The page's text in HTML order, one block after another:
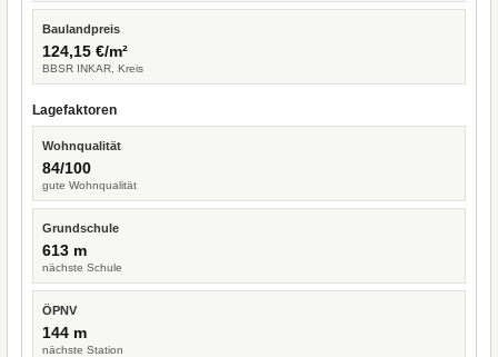
Baulandpreis
124,15 €/m²
BBSR INKAR, Kreis
Lagefaktoren
Wohnqualität
84/100
gute Wohnqualität
Grundschule
613 m
nächste Schule
ÖPNV
144 m
nächste Station